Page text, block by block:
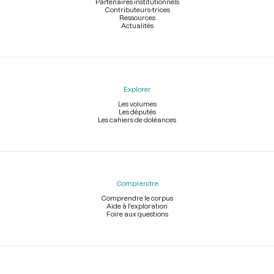
Contributeurs-trices
Ressources
Actualités
Explorer
Les volumes
Les députés
Les cahiers de doléances
Comprendre
Comprendre le corpus
Aide à l'exploration
Foire aux questions